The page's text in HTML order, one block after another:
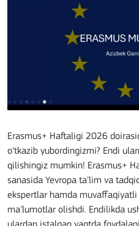
Erasmus+ Haftaligi 2026
o‘tkazib yubordingizmi? Endi
qilishingiz mumkin! Erasmus+
sanasida Yevropa ta’lim va
ekspertlar hamda
ma’lumotlar olishdi. Endilikda